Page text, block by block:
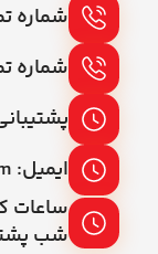
شماره تماس:
شماره تماس:
پشتیبانی
ایمیل: info@ghestionline.com
شب